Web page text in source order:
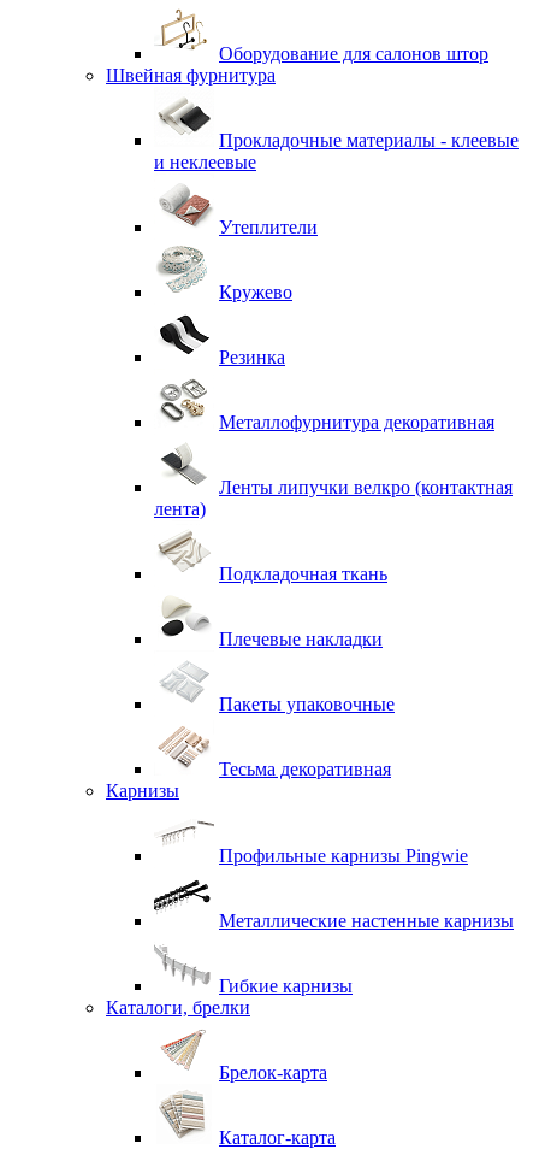
Оборудование для салонов штор
Швейная фурнитура
Прокладочные материалы - клеевые
и неклеевые
Утеплители
Кружево
Резинка
Металлофурнитура декоративная
Ленты липучки велкро (контактная
лента)
Подкладочная ткань
Плечевые накладки
Пакеты упаковочные
Тесьма декоративная
Карнизы
Профильные карнизы Pingwie
Металлические настенные карнизы
Гибкие карнизы
Каталоги, брелки
Брелок-карта
Каталог-карта